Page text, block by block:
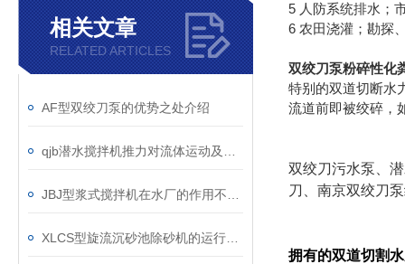
相关文章
RELATED ARTICLES
AF型双绞刀泵的优势之处介绍
5 人防系统排水；
6 农田浇灌；勘探
双绞刀泵粉碎性化
特别的双道切断水
流道前即被绞碎，
双绞刀污水泵、
刀、南京双绞刀
拥有的双道切割